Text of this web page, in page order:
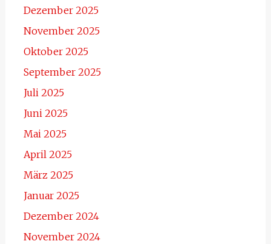
Dezember 2025
November 2025
Oktober 2025
September 2025
Juli 2025
Juni 2025
Mai 2025
April 2025
März 2025
Januar 2025
Dezember 2024
November 2024